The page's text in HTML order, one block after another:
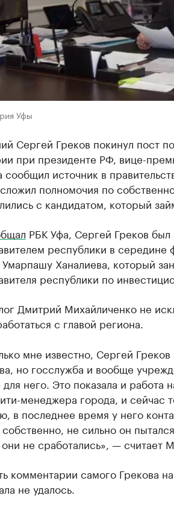
Уфы
Сергей Греков покинул пост
при президенте РФ, вице-
сообщил источник в
полномочия по
с кандидатом, который
РБК Уфа, Сергей Греков
республики в середине
Ханалиева, который
республики по
Дмитрий Михайличенко не
с главой региона.
мне известно, Сергей
но госслужба и вообще
для него. Это показала и работа
менеджера города, и сейчас
в последнее время у него
не сильно он пытался
не сработались», — считает
комментарии самого Грекова
не удалось.